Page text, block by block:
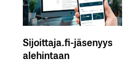
Sijoittaja.fi-jäsenyys
alehintaan